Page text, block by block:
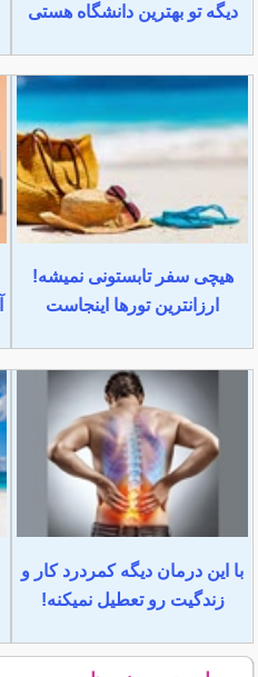
دیگه تو بهترین دانشگاه هستی
هیچی سفر تابستونی نمیشه!
ارزانترین تورها اینجاست
با این درمان دیگه کمردرد کار و
زندگیت رو تعطیل نمیکنه!